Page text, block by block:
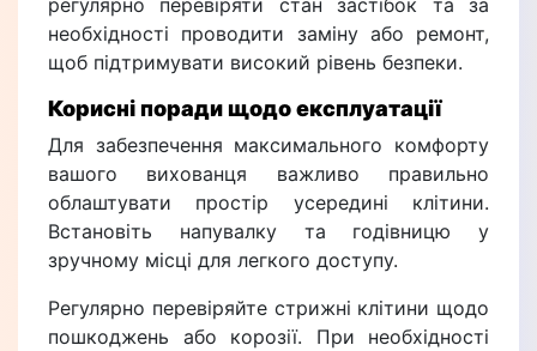
регулярно перевіряти стан застібок та за
необхідності проводити заміну або ремонт,
щоб підтримувати високий рівень безпеки.
Корисні поради щодо експлуатації
Для забезпечення максимального комфорту
вашого вихованця важливо правильно
облаштувати простір усередині клітини.
Встановіть напувалку та годівницю у
зручному місці для легкого доступу.
Регулярно перевіряйте стрижні клітини щодо
пошкоджень або корозії. При необхідності